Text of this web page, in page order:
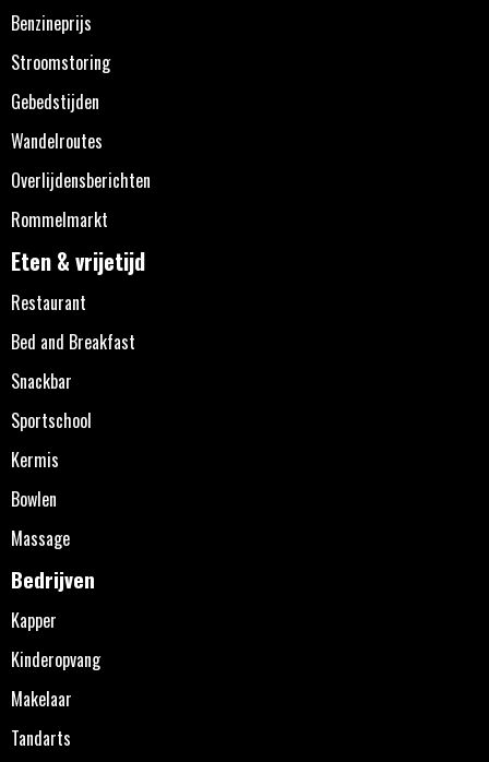
Benzineprijs
Stroomstoring
Gebedstijden
Wandelroutes
Overlijdensberichten
Rommelmarkt
Eten & vrijetijd
Restaurant
Bed and Breakfast
Snackbar
Sportschool
Kermis
Bowlen
Massage
Bedrijven
Kapper
Kinderopvang
Makelaar
Tandarts